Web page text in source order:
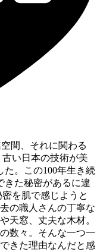
間、それに関わる
い日本の技術が美
た。この100年生き続
きた秘密があるに違
を肌で感じようと
の職人さんの丁寧な
天窓、丈夫な木材。
数々。そんな一つ一
きた理由なんだと感